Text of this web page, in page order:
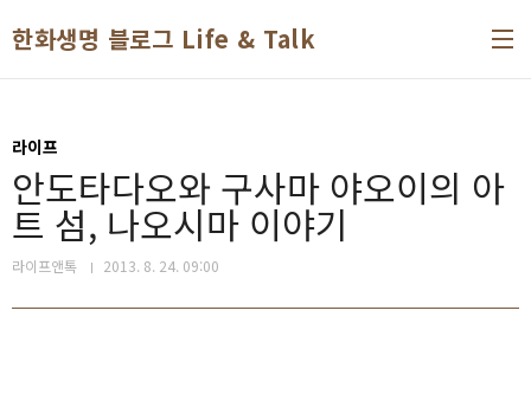
한화생명 블로그 Life & Talk
라이프
안도타다오와 구사마 야오이의 아
트 섬, 나오시마 이야기
라이프앤톡 2013. 8. 24. 09:00